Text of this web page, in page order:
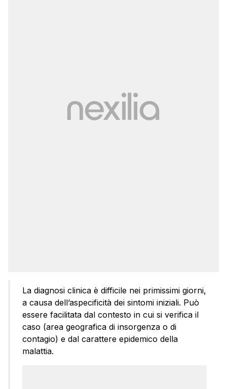
La diagnosi clinica è difficile nei primissimi giorni,
a causa dell’aspecificità dei sintomi iniziali. Può
essere facilitata dal contesto in cui si verifica il
caso (area geografica di insorgenza o di
contagio) e dal carattere epidemico della
malattia.